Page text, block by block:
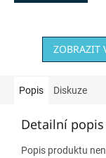
ZOBRAZIT
Popis Diskuze
Detailní
Popis produktu